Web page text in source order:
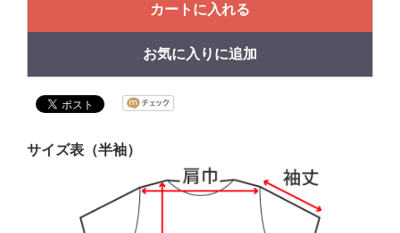
カートに入れる
お気に入りに追加
サイズ表（半袖）